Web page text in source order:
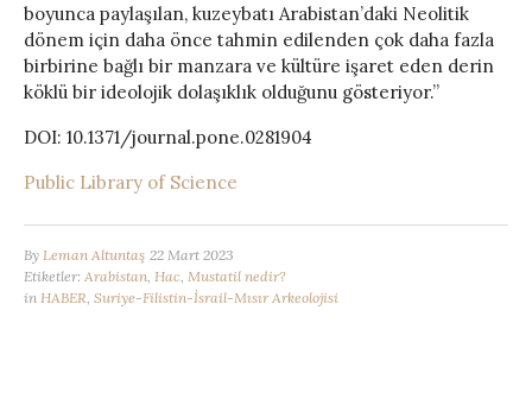
boyunca paylaşılan, kuzeybatı Arabistan’daki Neolitik
dönem için daha önce tahmin edilenden çok daha fazla
birbirine bağlı bir manzara ve kültüre işaret eden derin
köklü bir ideolojik dolaşıklık olduğunu gösteriyor.”
DOI: 10.1371/journal.pone.0281904
Public Library of Science
By Leman Altuntaş 22 Mart 2023
Etiketler: Arabistan Hac Mustatil nedir?
in HABER Suriye-Filistin-İsrail-Mısır Arkeolojisi